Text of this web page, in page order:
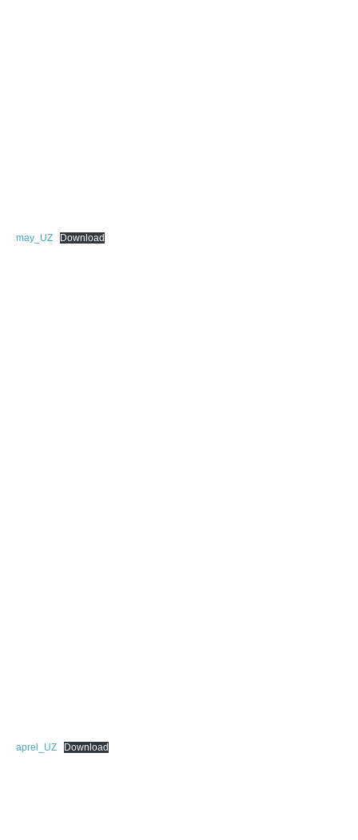
may_UZ Download
aprel_UZ Download